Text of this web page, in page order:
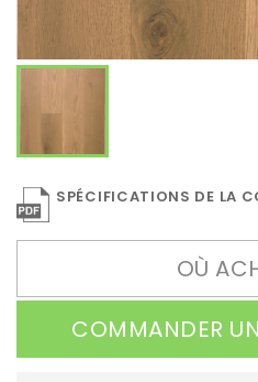
COMMANDER
OÙ
SPÉCIFICATIONS DE LA